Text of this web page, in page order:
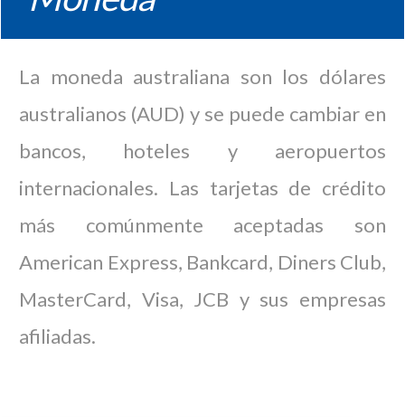
La moneda australiana son los dólares
australianos (AUD) y se puede cambiar en
bancos, hoteles y aeropuertos
internacionales. Las tarjetas de crédito
más comúnmente aceptadas son
American Express, Bankcard, Diners Club,
MasterCard, Visa, JCB y sus empresas
afiliadas.